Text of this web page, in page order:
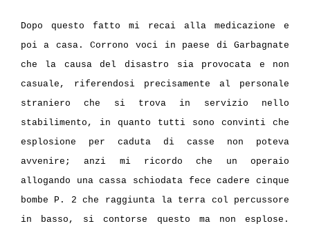
Dopo questo fatto mi recai alla medicazione e
poi a casa. Corrono voci in paese di Garbagnate
che la causa del disastro sia provocata e non
casuale, riferendosi precisamente al personale
straniero che si trova in servizio nello
stabilimento, in quanto tutti sono convinti che
esplosione per caduta di casse non poteva
avvenire; anzi mi ricordo che un operaio
allogando una cassa schiodata fece cadere cinque
bombe P. 2 che raggiunta la terra col percussore
in basso, si contorse questo ma non esplose.